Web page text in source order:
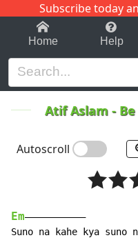
Subscribe today
1-9 C
Home Help
Atif Aslam -
Autoscroll
Em——————————–
Suno na kahe kya suno